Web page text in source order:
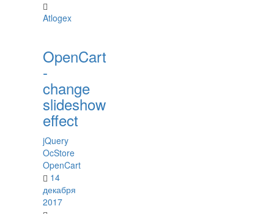
Atlogex
OpenCart
-
change
slideshow
effect
jQuery
OcStore
OpenCart
14
декабря
2017